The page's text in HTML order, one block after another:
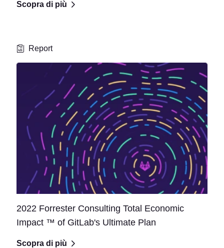
Scopra di più
Report
2022 Forrester Consulting Total Economic
Impact ™️ of GitLab's Ultimate Plan
Scopra di più